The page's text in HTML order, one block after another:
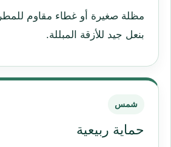
مظلة صغيرة أو غطاء مقاوم
بنعل جيد للأزقة المبللة.
شمس
حماية ربيعية